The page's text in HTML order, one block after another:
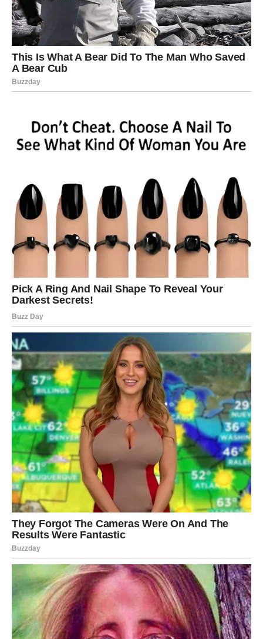
Pred vama su dani tokom kojih ćete konačno osjetiti
veliko olakšanje.
Jedna odluka ili razgovor donose vam unutrašnji mir.
Karte vam vraćaju osmijeh
VAGA
Ciganske karte vam donose veoma romantičan i
sudbinski period.
Ako ste slobodni, moguće je poznanstvo koje odmah
djeluje posebno i nezaboravno.
Pred vama su trenuci koje ćete dugo pamtiti.
ŠKORPIJA
Pred vama je veoma snažan susret ili razgovor koji
mijenja sve.
Emocije koje su dugo bile skrivene sada izlaze na
površinu.
Sudbina vam otvara srce
Pred vama su veoma intenzivni trenuci.
STRIJELAC
Nova energija donosi vam spontane susrete, smijeh i
mnogo pozitivnih događaja.
Jedna osoba vraća vam vjeru da život može biti lijep.
Sreća vam dolazi neočekivano